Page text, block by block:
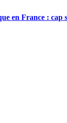
en France : cap